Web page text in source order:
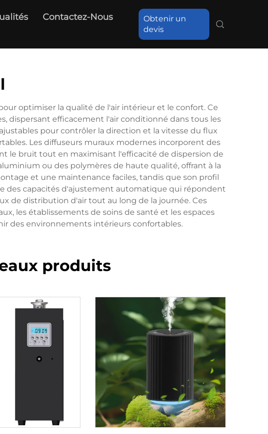
Contactez-Nous
Obtenir un
devis
optimiser la qualité de l'air intérieur et le confort. Ce
dispersant efficacement l'air conditionné dans tous les
pour contrôler la direction et la vitesse du flux
Les diffuseurs muraux modernes incorporent des
le bruit tout en maximisant l'efficacité de dispersion de
ou des polymères de haute qualité, offrant à la
et une maintenance faciles, tandis que son profil
des capacités d'ajustement automatique qui répondent
de distribution d'air tout au long de la journée. Ces
les établissements de soins de santé et les espaces
des environnements intérieurs confortables.
produits